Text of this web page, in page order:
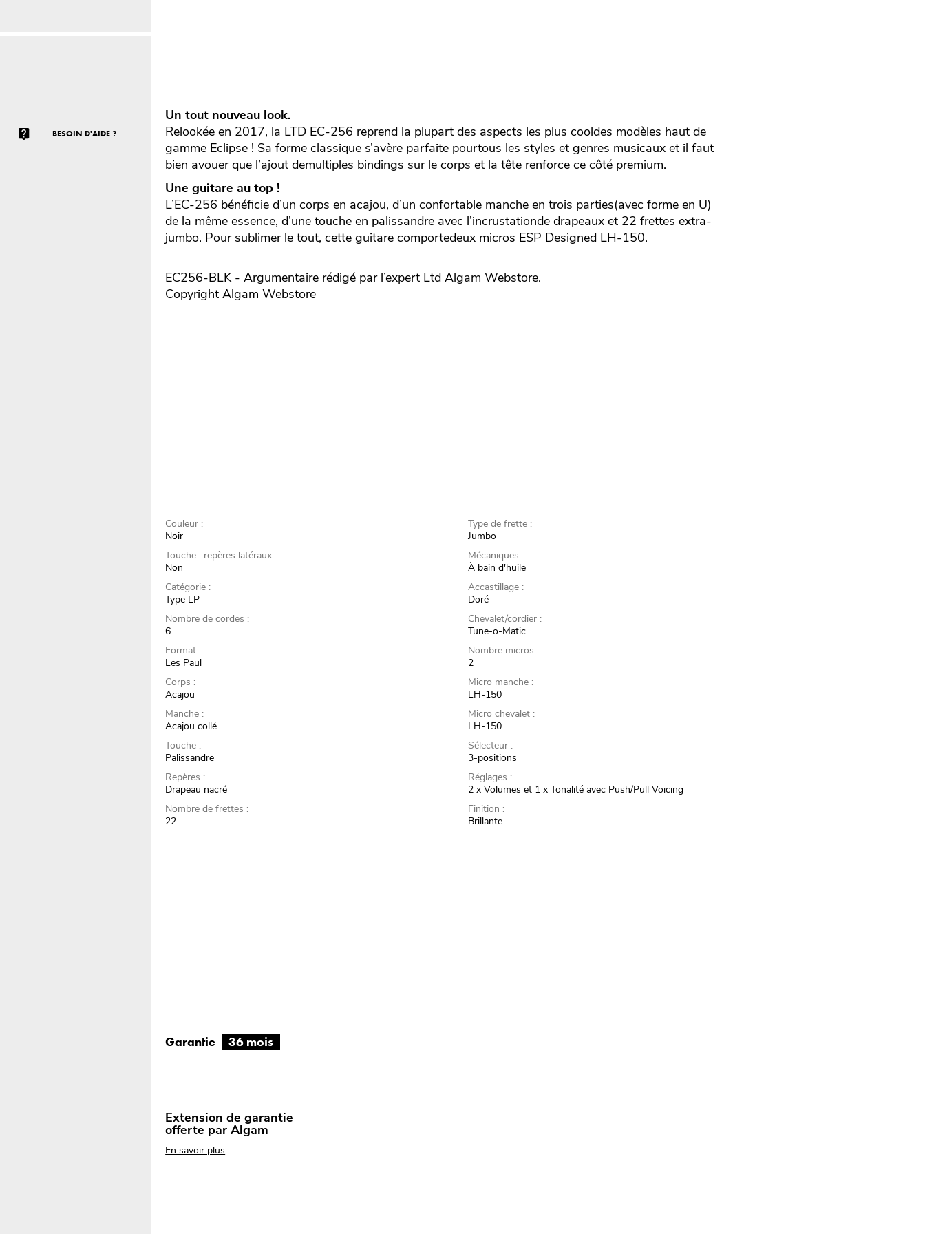
BESOIN D'AIDE ?
Un tout nouveau look.
Relookée en 2017, la LTD EC-256 reprend la plupart des aspects les plus cooldes modèles haut de
gamme Eclipse ! Sa forme classique s’avère parfaite pourtous les styles et genres musicaux et il faut
bien avouer que l’ajout demultiples bindings sur le corps et la tête renforce ce côté premium.
Une guitare au top !
L’EC-256 bénéficie d’un corps en acajou, d’un confortable manche en trois parties(avec forme en U)
de la même essence, d’une touche en palissandre avec l’incrustationde drapeaux et 22 frettes extra-
jumbo. Pour sublimer le tout, cette guitare comportedeux micros ESP Designed LH-150.
EC256-BLK - Argumentaire rédigé par l’expert Ltd Algam Webstore.
Copyright Algam Webstore
Couleur :
Noir
Touche : repères latéraux :
Non
Catégorie :
Type LP
Nombre de cordes :
6
Format :
Les Paul
Corps :
Acajou
Manche :
Acajou collé
Touche :
Palissandre
Repères :
Drapeau nacré
Nombre de frettes :
22
Type de frette :
Jumbo
Mécaniques :
À bain d'huile
Accastillage :
Doré
Chevalet/cordier :
Tune-o-Matic
Nombre micros :
2
Micro manche :
LH-150
Micro chevalet :
LH-150
Sélecteur :
3-positions
Réglages :
2 x Volumes et 1 x Tonalité avec Push/Pull Voicing
Finition :
Brillante
Garantie 36 mois
Extension de garantie
offerte par Algam
En savoir plus